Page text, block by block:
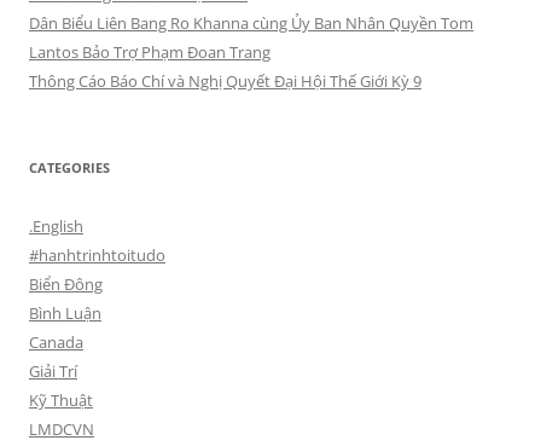
Dân Biểu Liên Bang Ro Khanna cùng Ủy Ban Nhân Quyền Tom
Lantos Bảo Trợ Phạm Đoan Trang
Thông Cáo Báo Chí và Nghị Quyết Đại Hội Thế Giới Kỳ 9
CATEGORIES
.English
#hanhtrinhtoitudo
Biển Đông
Bình Luận
Canada
Giải Trí
Kỹ Thuật
LMDCVN